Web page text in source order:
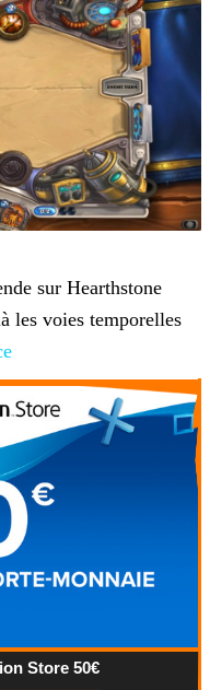
sur Hearthstone
les voies temporelles
Store 50€